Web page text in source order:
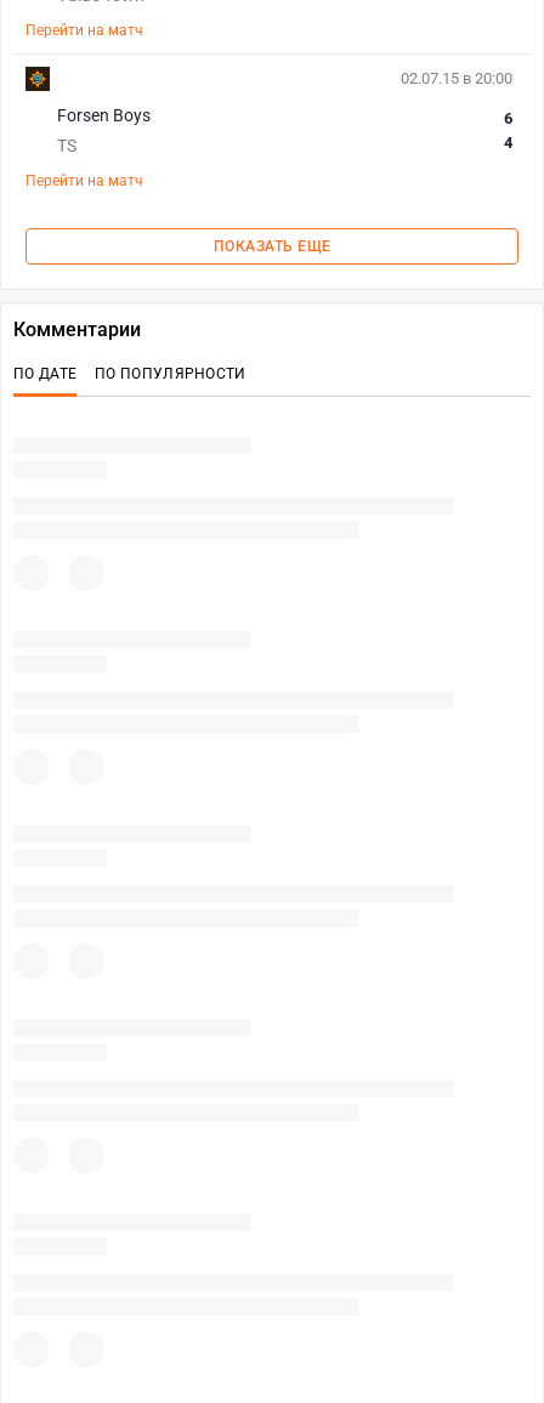
Перейти на матч
02.07.15 в 20:00
Forsen Boys
TS
6
4
Перейти на матч
ПОКАЗАТЬ ЕЩЕ
Комментарии
ПО ДАТЕ ПО ПОПУЛЯРНОСТИ